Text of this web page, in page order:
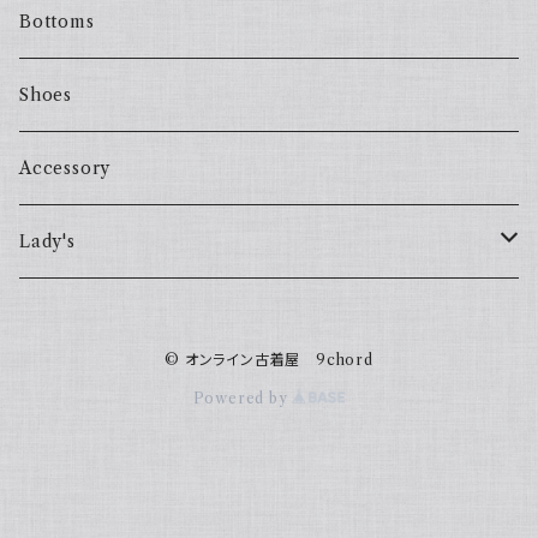
Bottoms
Shoes
Accessory
Lady's
© オンライン古着屋 9chord
Powered by